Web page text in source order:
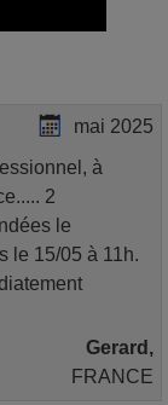
mai 2025
à
2
le
le 15/05 à 11h.
Gerard,
FRANCE